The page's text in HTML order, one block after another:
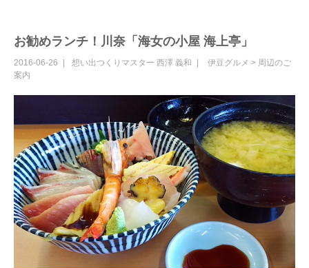
お勧めランチ！川奈「海女の小屋 海上亭」
2016-06-26 想い出つくりマスター 西澤 義和 伊豆グルメ > 周辺のご
案内